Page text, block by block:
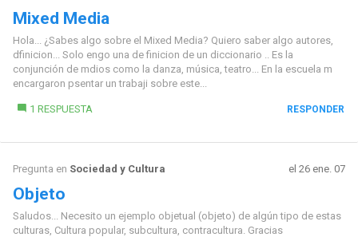
Mixed Media
Hola... ¿Sabes algo sobre el Mixed Media? Quiero saber algo autores,
dfinicion... Solo engo una de finicion de un diccionario .. Es la
conjunción de mdios como la danza, música, teatro... En la escuela m
encargaron psentar un trabaji sobre este...
1 RESPUESTA RESPONDER
Pregunta en Sociedad y Cultura el 26 ene. 07
Objeto
Saludos... Necesito un ejemplo objetual (objeto) de algún tipo de estas
culturas, Cultura popular, subcultura, contracultura. Gracias